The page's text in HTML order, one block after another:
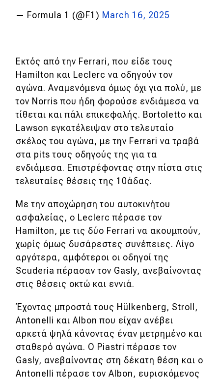
— Formula 1 (@F1) March 16, 2025
Εκτός από την Ferrari, που είδε τους
Hamilton και Leclerc να οδηγούν τον
αγώνα. Αναμενόμενα όμως όχι για πολύ, με
τον Norris που ήδη φορούσε ενδιάμεσα να
τίθεται και πάλι επικεφαλής. Bortoletto και
Lawson εγκατέλειψαν στο τελευταίο
σκέλος του αγώνα, με την Ferrari να τραβά
στα pits τους οδηγούς της για τα
ενδιάμεσα. Επιστρέφοντας στην πίστα στις
τελευταίες θέσεις της 10άδας.
Με την αποχώρηση του αυτοκινήτου
ασφαλείας, ο Leclerc πέρασε τον
Hamilton, με τις δύο Ferrari να ακουμπούν,
χωρίς όμως δυσάρεστες συνέπειες. Λίγο
αργότερα, αμφότεροι οι οδηγοί της
Scuderia πέρασαν τον Gasly, ανεβαίνοντας
στις θέσεις οκτώ και εννιά.
Έχοντας μπροστά τους Hülkenberg, Stroll,
Antonelli και Albon που είχαν ανέβει
αρκετά ψηλά κάνοντας έναν μετρημένο και
σταθερό αγώνα. O Piastri πέρασε τον
Gasly, ανεβαίνοντας στη δέκατη θέση και ο
Antonelli πέρασε τον Albon, ευρισκόμενος